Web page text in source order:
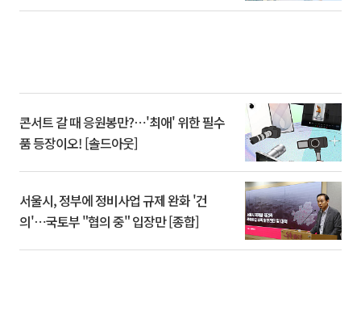
콘서트 갈 때 응원봉만?⋯'최애' 위한 필수
품 등장이오! [솔드아웃]
서울시, 정부에 정비사업 규제 완화 '건
의'⋯국토부 "협의 중" 입장만 [종합]